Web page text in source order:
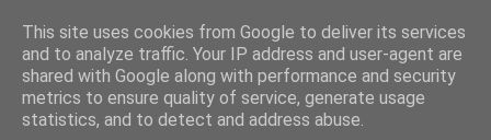
This site uses cookies from Google to deliver its services
and to analyze traffic. Your IP address and user-agent are
shared with Google along with performance and security
metrics to ensure quality of service, generate usage
statistics, and to detect and address abuse.